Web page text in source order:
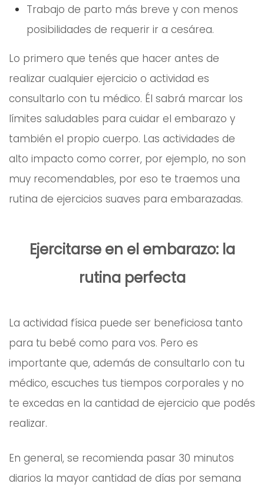
Trabajo de parto más breve y con menos
posibilidades de requerir ir a cesárea.
Lo primero que tenés que hacer antes de
realizar cualquier ejercicio o actividad es
consultarlo con tu médico. Él sabrá marcar los
límites saludables para cuidar el embarazo y
también el propio cuerpo. Las actividades de
alto impacto como correr, por ejemplo, no son
muy recomendables, por eso te traemos una
rutina de ejercicios suaves para embarazadas.
Ejercitarse en el embarazo: la
rutina perfecta
La actividad física puede ser beneficiosa tanto
para tu bebé como para vos. Pero es
importante que, además de consultarlo con tu
médico, escuches tus tiempos corporales y no
te excedas en la cantidad de ejercicio que podés
realizar.
En general, se recomienda pasar 30 minutos
diarios la mayor cantidad de días por semana